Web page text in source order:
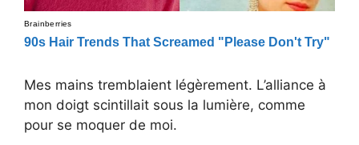
Mes mains tremblaient légèrement. L’alliance à
mon doigt scintillait sous la lumière, comme
pour se moquer de moi.